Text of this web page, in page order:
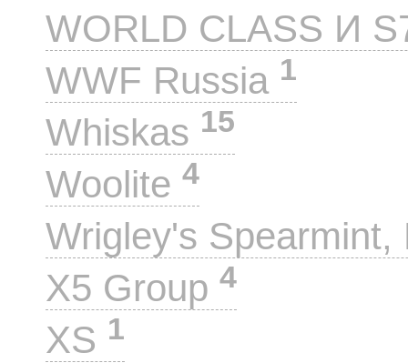
WORLD CLASS И
WWF Russia 1
Whiskas 15
Woolite 4
Wrigley's
X5 Group 4
XS 1